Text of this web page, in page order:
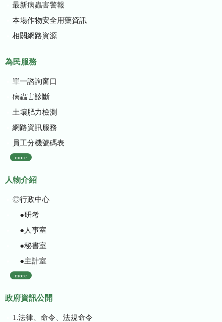
最新病蟲害警報
本場作物安全用藥資訊
相關網路資源
為民服務
單一諮詢窗口
病蟲害診斷
土壤肥力檢測
網路資訊服務
員工分機號碼表
more
人物介紹
◎行政中心
●研考
●人事室
●秘書室
●主計室
more
政府資訊公開
1.法律、命令、法規命令